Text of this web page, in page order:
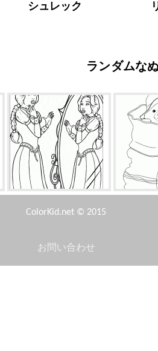
シュレック
ランダムな
フィオナの変換 クマが
ColorKid.net © 2015
お問い合わせ